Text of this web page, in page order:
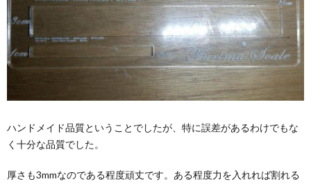
ハンドメイド品質ということでしたが、特に誤差があるわけでもな
く十分な品質でした。
厚さも3mmなのである程度頑丈です。ある程度力を入れれば割れる